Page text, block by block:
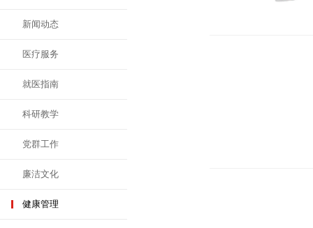
新闻动态
医疗服务
就医指南
科研教学
党群工作
廉洁文化
健康管理